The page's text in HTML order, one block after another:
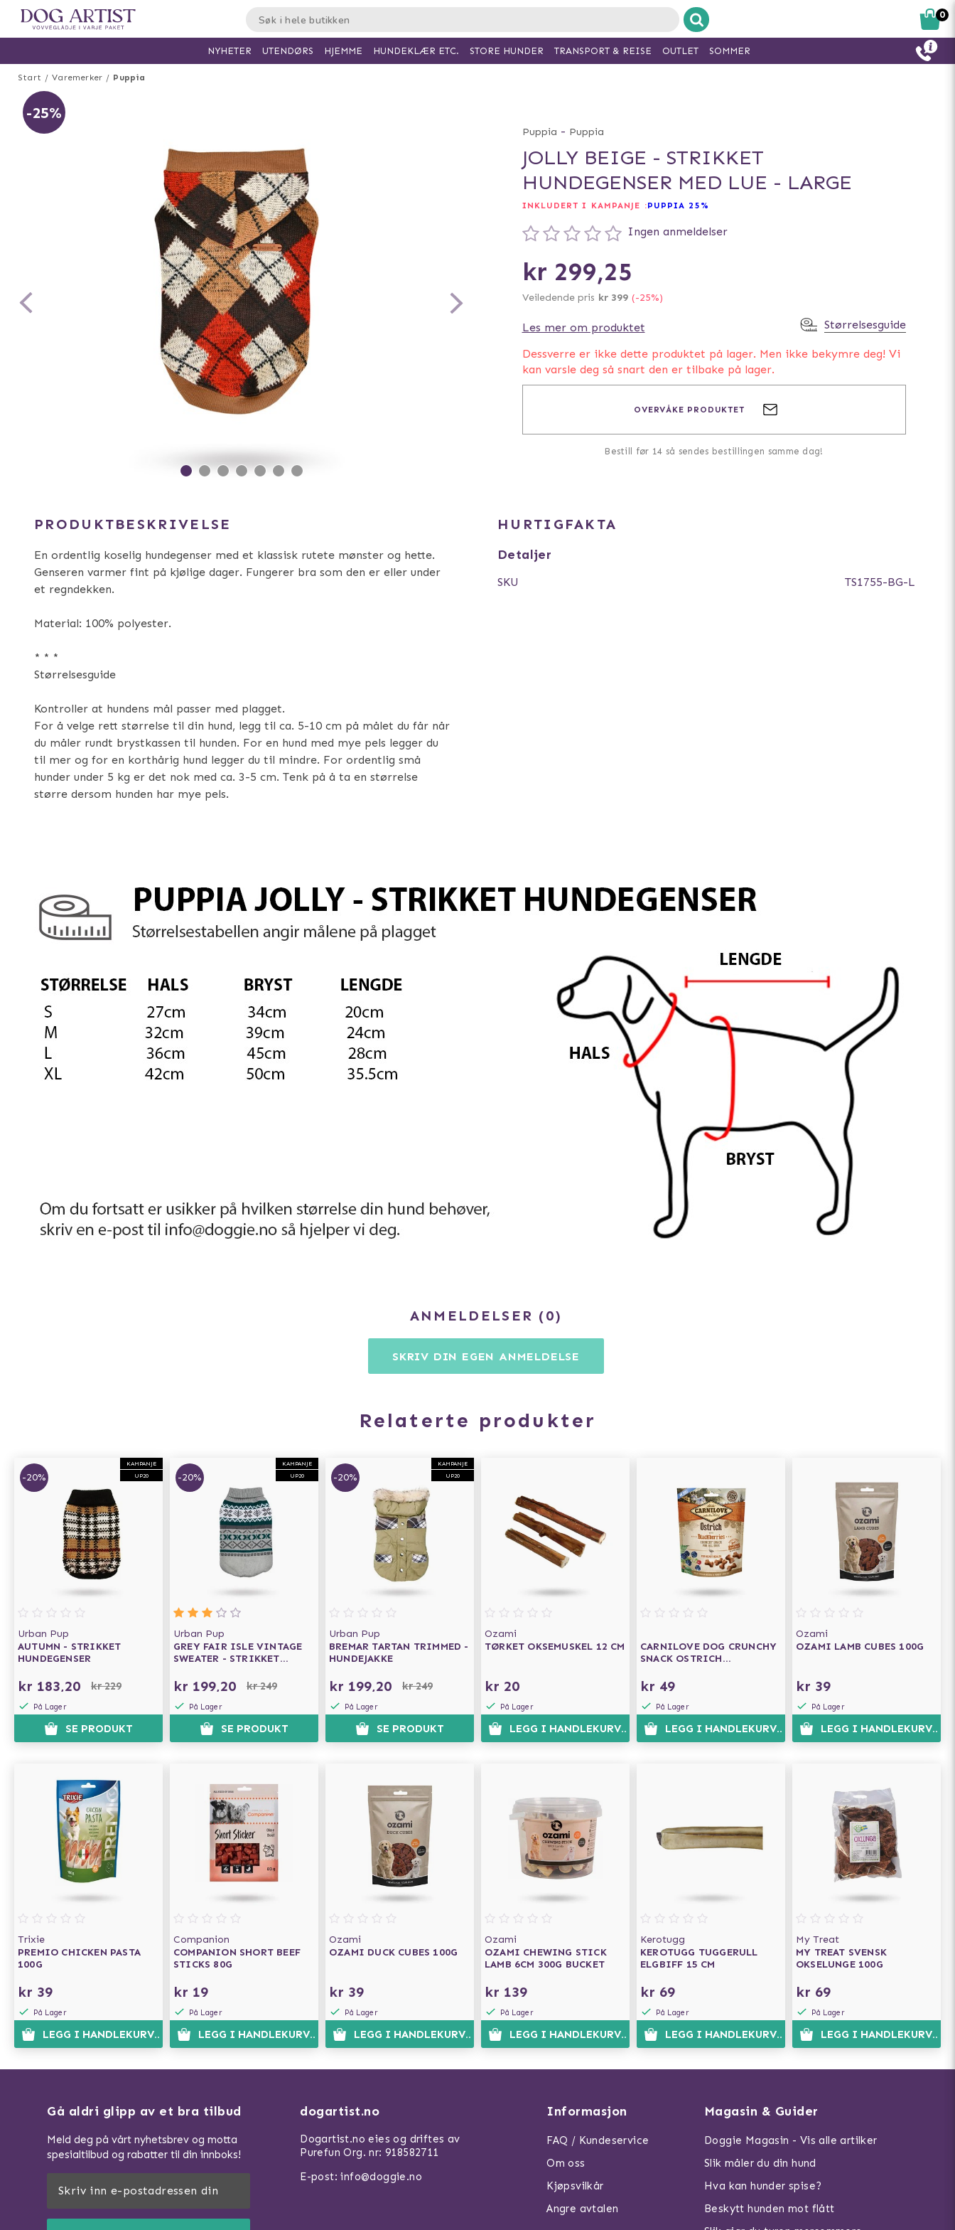
Start Varemerker Puppia
-25%
Puppia - Puppia
JOLLY BEIGE - STRIKKET
HUNDEGENSER MED LUE - LARGE
INKLUDERT I KAMPANJE :PUPPIA 25%
Ingen anmeldelser
kr 299,25
Veiledende pris kr 399 (-25%)
Les mer om produktet Størrelsesguide
Dessverre er ikke dette produktet på lager. Men ikke bekymre deg! Vi
kan varsle deg så snart den er tilbake på lager.
OVERVÅKE PRODUKTET
Bestill før 14 så sendes bestillingen samme dag!
PRODUKTBESKRIVELSE
En ordentlig koselig hundegenser med et klassisk rutete mønster og hette.
Genseren varmer fint på kjølige dager. Fungerer bra som den er eller under
et regndekken.
Material: 100% polyester.
* * *
Størrelsesguide
Kontroller at hundens mål passer med plagget.
For å velge rett størrelse til din hund, legg til ca. 5-10 cm på målet du får når
du måler rundt brystkassen til hunden. For en hund med mye pels legger du
til mer og for en korthårig hund legger du til mindre. For ordentlig små
hunder under 5 kg er det nok med ca. 3-5 cm. Tenk på å ta en størrelse
større dersom hunden har mye pels.
HURTIGFAKTA
Detaljer
SKU TS1755-BG-L
ANMELDELSER 0
SKRIV DIN EGEN ANMELDELSE
Relaterte produkter
KAMPANJE
UP20
-20%
Urban Pup
AUTUMN - STRIKKET
HUNDEGENSER
kr 183,20 kr 229
På Lager
SE PRODUKT
KAMPANJE
UP20
-20%
Urban Pup
GREY FAIR ISLE VINTAGE
SWEATER - STRIKKET
kr 199,20 kr 249
På Lager
SE PRODUKT
KAMPANJE
UP20
-20%
Urban Pup
BREMAR TARTAN TRIMMED -
HUNDEJAKKE
kr 199,20 kr 249
På Lager
SE PRODUKT
Ozami
TØRKET OKSEMUSKEL 12 CM
kr 20
På Lager
LEGG I HANDLEKURVEN
CARNILOVE DOG CRUNCHY
SNACK OSTRICH
kr 49
På Lager
LEGG I HANDLEKURVEN
Ozami
OZAMI LAMB CUBES 100G
kr 39
På Lager
LEGG I HANDLEKURVEN
Trixie
PREMIO CHICKEN PASTA
100G
kr 39
På Lager
LEGG I HANDLEKURVEN
Companion
COMPANION SHORT BEEF
STICKS 80G
kr 19
På Lager
LEGG I HANDLEKURVEN
Ozami
OZAMI DUCK CUBES 100G
kr 39
På Lager
LEGG I HANDLEKURVEN
Ozami
OZAMI CHEWING STICK
LAMB 6CM 300G BUCKET
kr 139
På Lager
LEGG I HANDLEKURVEN
Kerotugg
KEROTUGG TUGGERULL
ELGBIFF 15 CM
kr 69
På Lager
LEGG I HANDLEKURVEN
My Treat
MY TREAT SVENSK
OKSELUNGE 100G
kr 69
På Lager
LEGG I HANDLEKURVEN
0
NYHETER UTENDØRS HJEMME HUNDEKLÆR ETC. STORE HUNDER TRANSPORT & REISE OUTLET SOMMER
Gå aldri glipp av et bra tilbud
Meld deg på vårt nyhetsbrev og motta
spesialtilbud og rabatter til din innboks!
dogartist.no
Dogartist.no eies og driftes av
Purefun Org. nr: 918582711
E-post: info@doggie.no
Informasjon
FAQ / Kundeservice
Om oss
Kjøpsvilkår
Angre avtalen
Magasin & Guider
Doggie Magasin - Vis alle artilker
Slik måler du din hund
Hva kan hunder spise?
Beskytt hunden mot flått